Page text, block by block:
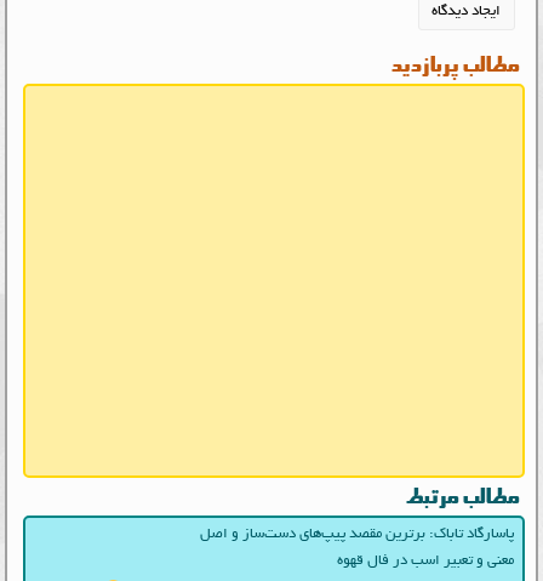
مطالب پربازدید
مطالب مرتبط
پاسارگاد تاباک: برترین مقصد پیپ‌های دست‌ساز و اصل
معنی و تعبیر اسب در فال قهوه